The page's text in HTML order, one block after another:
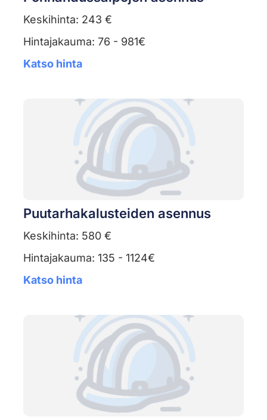
Keskihinta: 243 €
Hintajakauma: 76 - 981€
Katso hinta
Puutarhakalusteiden asennus
Keskihinta: 580 €
Hintajakauma: 135 - 1124€
Katso hinta